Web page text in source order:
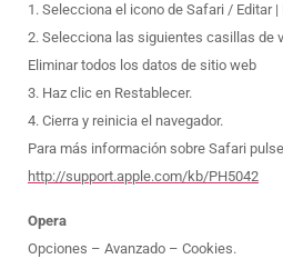
1. Selecciona el icono de Safari / Editar
2. Selecciona las siguientes casillas de
Eliminar todos los datos de sitio web
3. Haz clic en Restablecer.
4. Cierra y reinicia el navegador.
Para más información sobre Safari
http://support.apple.com/kb/PH5042
Opera
Opciones – Avanzado – Cookies.